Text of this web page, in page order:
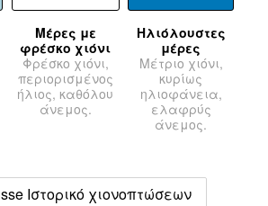
Μέρες με
φρέσκο χιόνι
Φρέσκο χιόνι,
περιορισμένος
ήλιος, καθόλου
άνεμος.
Ηλιόλουστες
μέρες
Μέτριο χιόνι,
κυρίως
ηλιοφάνεια,
ελαφρύς
άνεμος.
Ιστορικό χιονοπτώσεων